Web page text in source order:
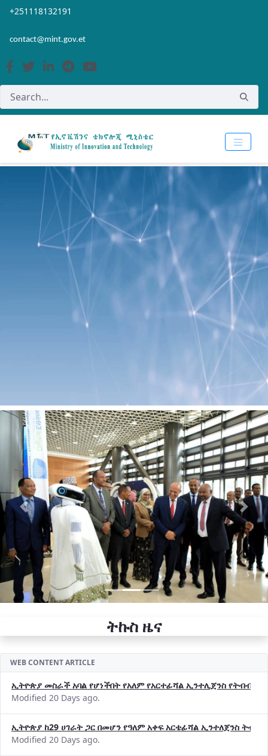
Skip to Main Content
Open Accessibility Menu
+251118132191
contact@mint.gov.et
Previous Next
ትኩስ ዜና
WEB CONTENT ARTICLE
ኢትዮጵያ መስራች አባል የሆነችበት የአለም የአርተፊሻል ኢንተሊጀንስ የትብብር
Modified 20 Days ago.
ኢትዮጵያ ከ29 ሀገራት ጋር በመሆን የዓለም አቀፍ አርቴፊሻል ኢንተለጀንስ
Modified 20 Days ago.